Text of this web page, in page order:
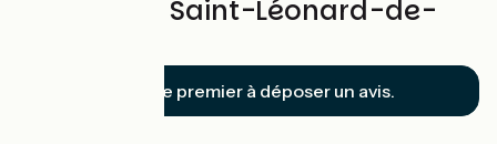
Marcheix / Saint-Léonard-de-
Soyez le premier à déposer un avis.